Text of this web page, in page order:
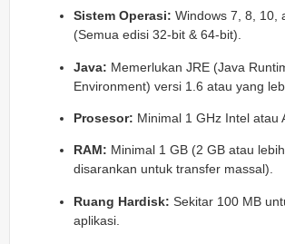
Sistem Operasi: Windows 7, 8, 10,
(Semua edisi 32-bit & 64-bit).
Java: Memerlukan JRE (Java
Environment) versi 1.6 atau yang
Prosesor: Minimal 1 GHz Intel atau
RAM: Minimal 1 GB (2 GB atau
disarankan untuk transfer massal).
Ruang Hardisk: Sekitar 100 MB
aplikasi.